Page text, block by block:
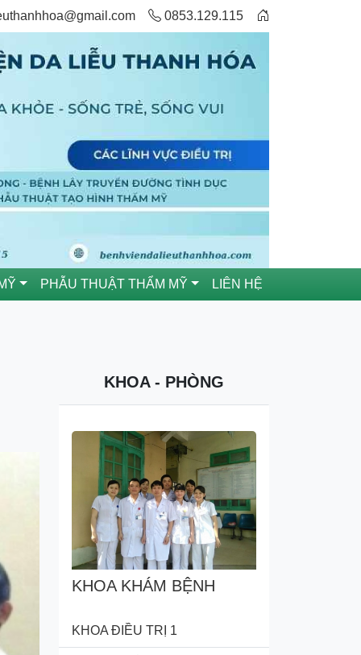
0853.129.115
PHẪU THUẬT THẨM MỸ LIÊN HỆ
KHOA - PHÒNG
KHOA KHÁM BỆNH
KHOA ĐIỀU TRỊ 1